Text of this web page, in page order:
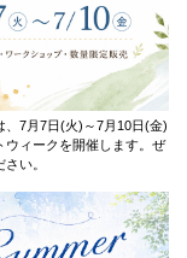
、7月7日(火)～7月10日(金)
ウィークを開催します。ぜ
い。